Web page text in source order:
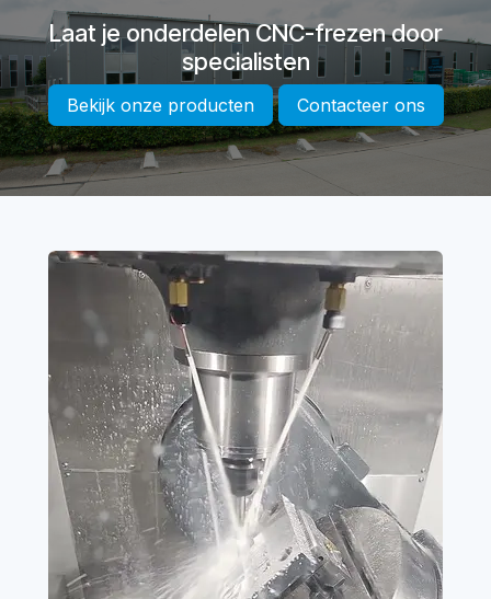
Laat je onderdelen CNC-frezen door
specialisten
Bekijk onze producten Contacteer ons